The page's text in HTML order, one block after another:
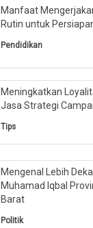
Manfaat
Rutin untuk
Pendidikan
Meningkatkan
Jasa Strategi
Tips
Mengenal Lebih
Muhamad Iqbal
Barat
Politik